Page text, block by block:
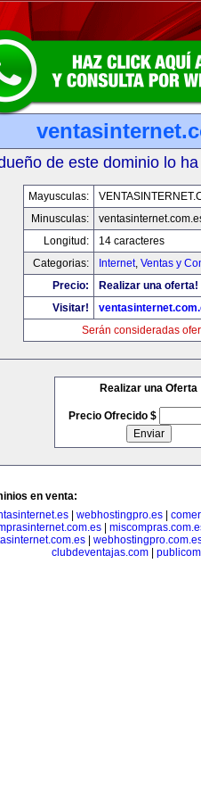
de este dominio lo
Mayusculas:
Minusculas:
Longitud:
14 caracteres
Categorias:
Internet, Ventas y
Precio:
Realizar una oferta!
Visitar!
Serán consideradas
Realizar una Oferta
Precio Ofrecido $
en venta:
webhostingpro.es
|
|
clubdeventajas.com